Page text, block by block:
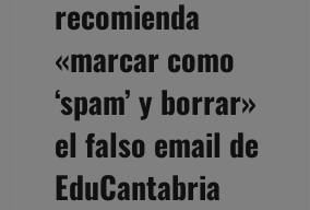
recomienda
«marcar como
‘spam’ y borrar»
el falso email de
EduCantabria